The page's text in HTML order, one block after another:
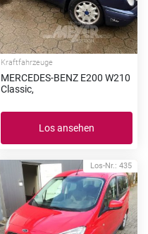
Kraftfahrzeuge
MERCEDES-BENZ E200 W210
Classic,
Los ansehen
Los-Nr.: 435